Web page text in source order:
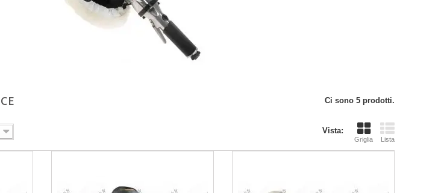
Ci sono 5 prodotti.
Vista:
Griglia Lista